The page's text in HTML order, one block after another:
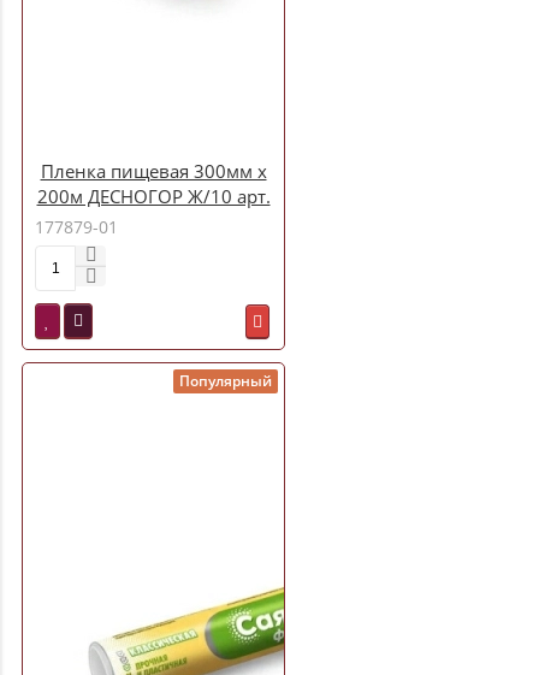
Пленка пищевая 300мм х
200м ДЕСНОГОР Ж/10 арт.
(210-010)
177879-01
Популярный